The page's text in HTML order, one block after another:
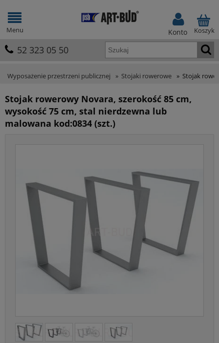
Koszyk
Konto
52 323 05 50
Menu
Wyposażenie przestrzeni publicznej » Stojaki rowerowe » Stojak
Stojak rowerowy Novara, szerokość 85 cm,
wysokość 75 cm, stal nierdzewna lub
malowana kod:0834 (szt.)